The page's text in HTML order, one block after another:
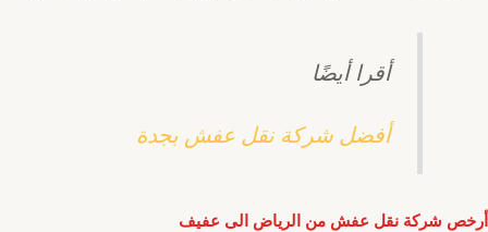
أقرا أيضًا
أفضل شركة نقل عفش بجدة
أرخص شركة نقل عفش من الرياض الى عفيف